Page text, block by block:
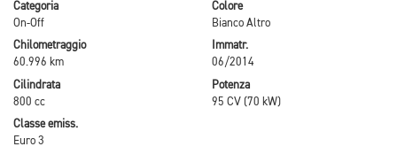
Categoria
On-Off
Colore
Bianco Altro
Chilometraggio
60.996 km
Immatr.
06/2014
Cilindrata
800 cc
Potenza
95 CV (70 kW)
Classe emiss.
Euro 3